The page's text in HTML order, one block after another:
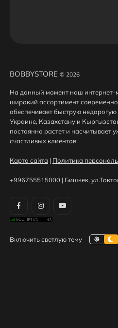
BOBBYSTORE © 2026
На данный момент наш интернет-
широкий ассортимент
обеспечивает быструю недорогую
Украине, Казахстану и
постоянно растет и насчитывает
счастливых клиентов.
Карта сайта | Политика
+996755515000 | Бишкек,